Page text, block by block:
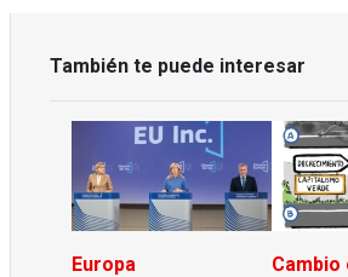
También te puede interesar
Europa